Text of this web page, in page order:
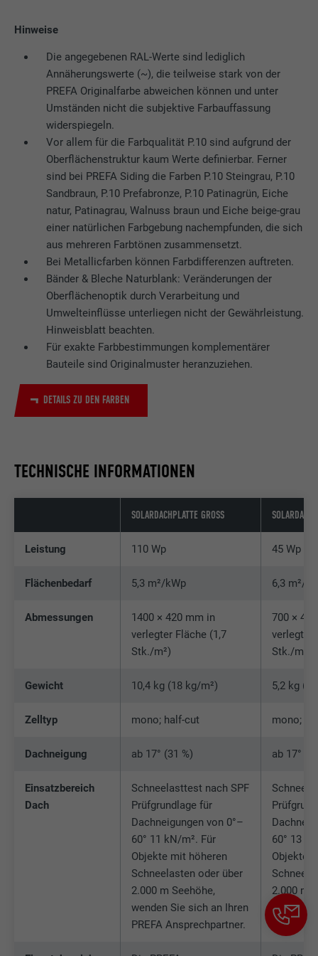
Hinweise
Die angegebenen RAL-Werte sind lediglich
Annäherungswerte (~), die teilweise stark von der
PREFA Originalfarbe abweichen können und unter
Umständen nicht die subjektive Farbauffassung
widerspiegeln.
Vor allem für die Farbqualität P.10 sind aufgrund der
Oberflächenstruktur kaum Werte definierbar. Ferner
sind bei PREFA Siding die Farben P.10 Steingrau, P.10
Sandbraun, P.10 Prefabronze, P.10 Patinagrün, Eiche
natur, Patinagrau, Walnuss braun und Eiche beige-grau
einer natürlichen Farbgebung nachempfunden, die sich
aus mehreren Farbtönen zusammensetzt.
Bei Metallicfarben können Farbdifferenzen auftreten.
Bänder & Bleche Naturblank: Veränderungen der
Oberflächenoptik durch Verarbeitung und
Umwelteinflüsse unterliegen nicht der Gewährleistung.
Hinweisblatt beachten.
Für exakte Farbbestimmungen komplementärer
Bauteile sind Originalmuster heranzuziehen.
DETAILS ZU DEN FARBEN
TECHNISCHE INFORMATIONEN
SOLARDACHPLATTE GROSS
Leistung 110 Wp 45 Wp
Flächenbedarf 5,3 m²/kWp 6,3 m²/
Abmessungen
1400 × 420 mm in
verlegter Fläche (1,7
Stk./m²)
700 ×
verlegter
Stk./m²)
Gewicht 10,4 kg (18 kg/m²) 5,2 kg
Zelltyp mono; half-cut mono;
Dachneigung ab 17° (31 %) ab 17°
Einsatzbereich
Dach
Schneelasttest nach SPF
Prüfgrundlage für
Dachneigungen von 0°–
60° 11 kN/m². Für
Objekte mit höheren
Schneelasten oder über
2.000 m Seehöhe,
wenden Sie sich an Ihren
PREFA Ansprechpartner.
60° 13
Objekte
2.000 m
wenden
PREFA
Laufzeit 1 Jahr
Zweck
Dieser Cookie enthält eine eindeutige UUID
zum seitenübergreifenden Gruppieren von
Aktionen, wenn der Nutzer nicht eindeutig
zugeordnet werden kann.
Anbieter LinkedIn
Laufzeit 2 Jahre
Zweck
Dient zur Speicherung der Zustimmung der
Nutzer zur Verwendung von Cookies für
nicht wesentliche Zwecke.
Zweck
Zur Erleichterung der Auswahl von
Wird testweise gesetzt, um zu prüfen, ob
der Browser das Setzen von Cookies
Identifikationsmerkmale.